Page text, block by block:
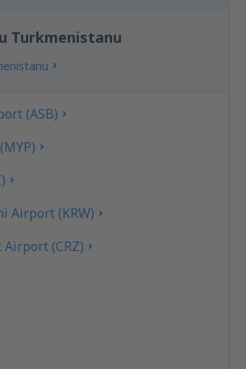
Turkmenistanu
(ASB)
Airport (KRW)
(CRZ)